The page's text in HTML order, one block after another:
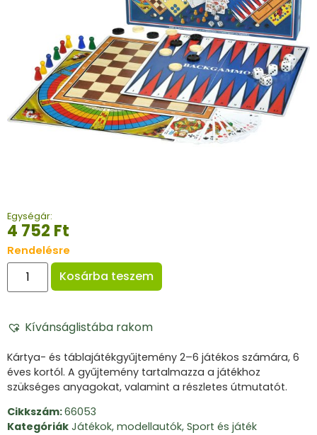
Egységár:
4 752 Ft
Rendelésre
Kosárba teszem
Kívánságlistába rakom
Kártya- és táblajátékgyűjtemény 2–6 játékos számára, 6
éves kortól. A gyűjtemény tartalmazza a játékhoz
szükséges anyagokat, valamint a részletes útmutatót.
Cikkszám:66053
Kategóriák Játékok, modellautók, Sport és játék